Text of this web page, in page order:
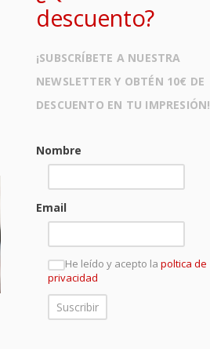
descuento?
¡SUBSCRÍBETE A NUESTRA
NEWSLETTER Y OBTÉN 10€ DE
DESCUENTO EN TU IMPRESIÓN!
Nombre
Email
He leído y acepto la poltica de
privacidad